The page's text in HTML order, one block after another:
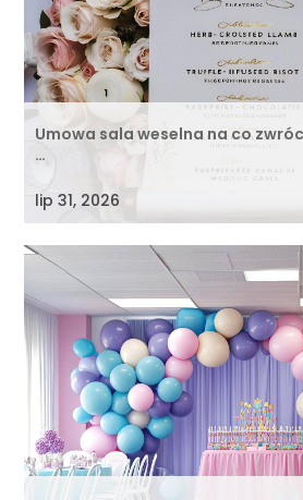
Umowa sala weselna na co
…
lip 31, 2026